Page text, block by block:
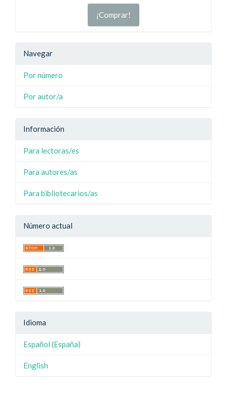
¡Comprar!
Navegar
Por número
Por autor/a
Información
Para lectoras/es
Para autores/as
Para bibliotecarios/as
Número actual
Idioma
Español (España)
English